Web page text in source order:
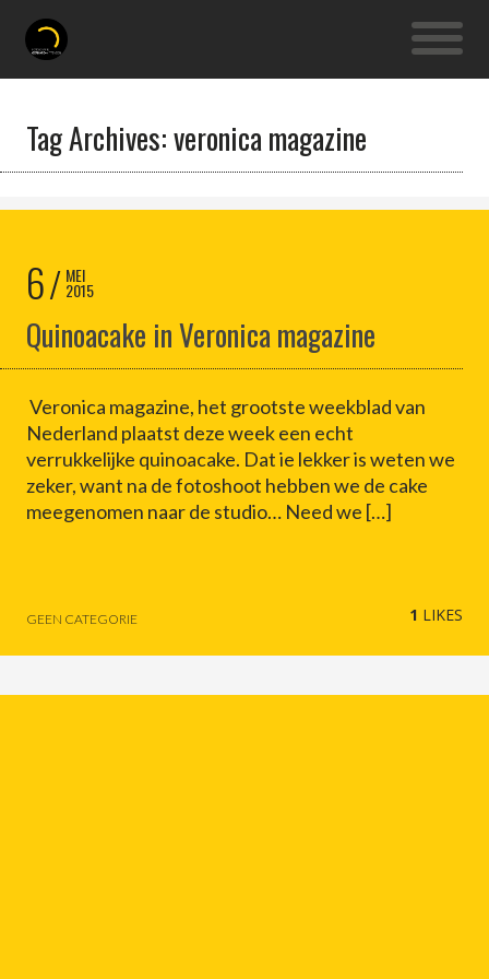
Tag Archives: veronica magazine
6 MEI
2015
Quinoacake in Veronica magazine
Veronica magazine, het grootste weekblad van
Nederland plaatst deze week een echt
verrukkelijke quinoacake. Dat ie lekker is weten we
zeker, want na de fotoshoot hebben we de cake
meegenomen naar de studio… Need we […]
GEEN CATEGORIE 1 LIKES